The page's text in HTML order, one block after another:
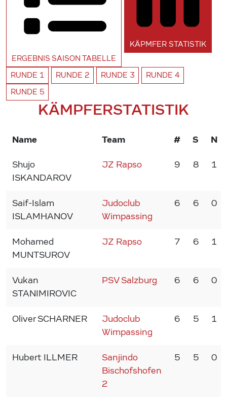
ERGEBNIS SAISON TABELLE
KÄPMFER STATISTIK
RUNDE 1 RUNDE 2 RUNDE 3 RUNDE 4
RUNDE 5
KÄMPFERSTATISTIK
Name Team # S N
Shujo
ISKANDAROV
JZ Rapso 9 8 1
Saif-Islam
ISLAMHANOV
Judoclub
Wimpassing
6 6 0
Mohamed
MUNTSUROV
JZ Rapso 7 6 1
Vukan
STANIMIROVIC
PSV Salzburg 6 6 0
Oliver SCHARNER
Judoclub
Wimpassing
6 5 1
Hubert ILLMER
Sanjindo
Bischofshofen
2
5 5 0